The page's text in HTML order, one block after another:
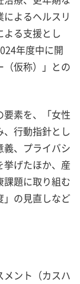
よるヘルスリ
る支援とし
年度中に開
仮称）」との
要素を、「女性
行動指針とし
、プライバシ
げたほか、産
題に取り組む
」の見直しなど
ント（カスハ